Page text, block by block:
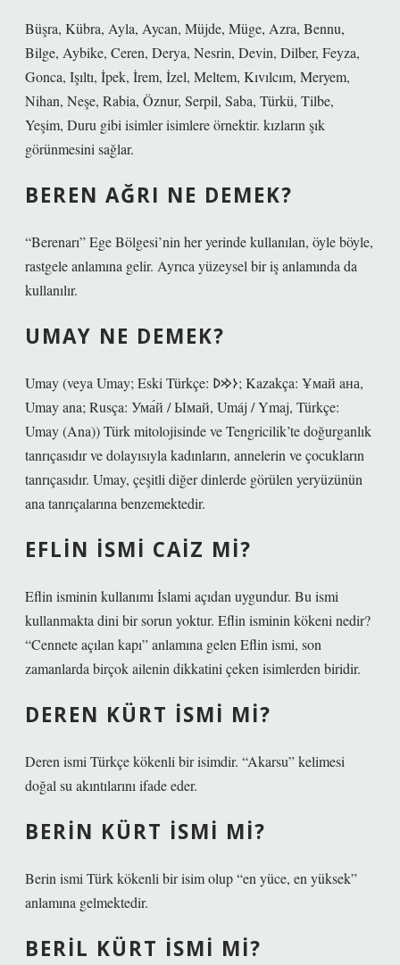
Büşra, Kübra, Ayla, Aycan, Müjde, Müge, Azra, Bennu,
Bilge, Aybike, Ceren, Derya, Nesrin, Devin, Dilber, Feyza,
Gonca, Işıltı, İpek, İrem, İzel, Meltem, Kıvılcım, Meryem,
Nihan, Neşe, Rabia, Öznur, Serpil, Saba, Türkü, Tilbe,
Yeşim, Duru gibi isimler isimlere örnektir. kızların şık
görünmesini sağlar.
BEREN AĞRI NE DEMEK?
“Berenarı” Ege Bölgesi’nin her yerinde kullanılan, öyle böyle,
rastgele anlamına gelir. Ayrıca yüzeysel bir iş anlamında da
kullanılır.
UMAY NE DEMEK?
Umay (veya Umay; Eski Türkçe: 𐰆𐰢𐰖; Kazakça: Ұмай aна,
Umay ana; Rusça: Ума́й / Ымай, Umáj / Ymaj, Türkçe:
Umay (Ana)) Türk mitolojisinde ve Tengricilik’te doğurganlık
tanrıçasıdır ve dolayısıyla kadınların, annelerin ve çocukların
tanrıçasıdır. Umay, çeşitli diğer dinlerde görülen yeryüzünün
ana tanrıçalarına benzemektedir.
EFLIN ISMI CAIZ MI?
Eflin isminin kullanımı İslami açıdan uygundur. Bu ismi
kullanmakta dini bir sorun yoktur. Eflin isminin kökeni nedir?
“Cennete açılan kapı” anlamına gelen Eflin ismi, son
zamanlarda birçok ailenin dikkatini çeken isimlerden biridir.
DEREN KÜRT ISMI MI?
Deren ismi Türkçe kökenli bir isimdir. “Akarsu” kelimesi
doğal su akıntılarını ifade eder.
BERIN KÜRT ISMI MI?
Berin ismi Türk kökenli bir isim olup “en yüce, en yüksek”
anlamına gelmektedir.
BERIL KÜRT ISMI MI?